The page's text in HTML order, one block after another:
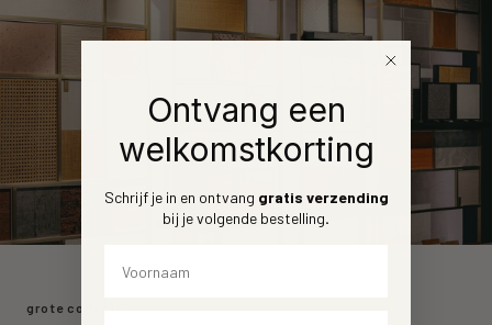
grote collectie
Ontvang een
welkomstkorting
Schrijf je in en ontvang gratis verzending
bij je volgende bestelling.